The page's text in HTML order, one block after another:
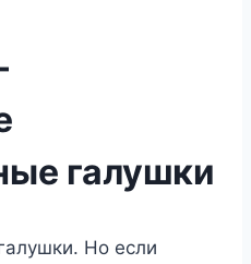
галушки
Но если